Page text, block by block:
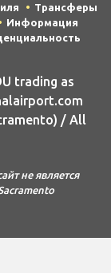
Трансферы
Информация
trading as
/ All
не является